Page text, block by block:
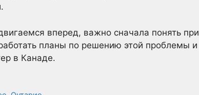
вперед, важно сначала понять
планы по решению этой проблемы
в Канаде.